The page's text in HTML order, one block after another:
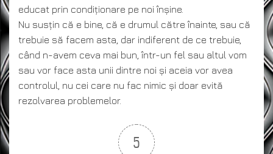
educat prin condiționare pe noi înșine.
Nu susțin că e bine, că e drumul către înainte, sau că
trebuie să facem asta, dar indiferent de ce trebuie,
când n-avem ceva mai bun, într-un fel sau altul vom
sau vor face asta unii dintre noi și aceia vor avea
controlul, nu cei care nu fac nimic și doar evită
rezolvarea problemelor.
5